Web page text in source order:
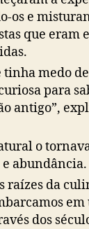
os e
que eram
tinha medo
para
antigo”,
o
abundância.
raízes da
dos